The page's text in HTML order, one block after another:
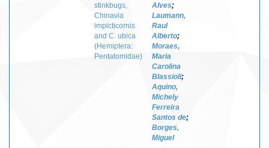
stinkbugs,
Chinavia
impicticornis
and C. ubica
(Hemiptera:
Pentatomidae)
Alves;
Laumann,
Raul
Alberto;
Moraes,
Maria
Carolina
Blassioli;
Aquino,
Michely
Ferreira
Santos de;
Borges,
Miguel